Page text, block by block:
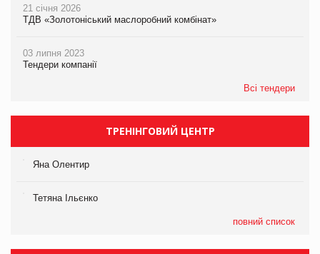
21 січня 2026
ТДВ «Золотоніський маслоробний комбінат»
03 липня 2023
Тендери компанії
Всі тендери
ТРЕНІНГОВИЙ ЦЕНТР
Яна Олентир
Тетяна Ільєнко
повний список